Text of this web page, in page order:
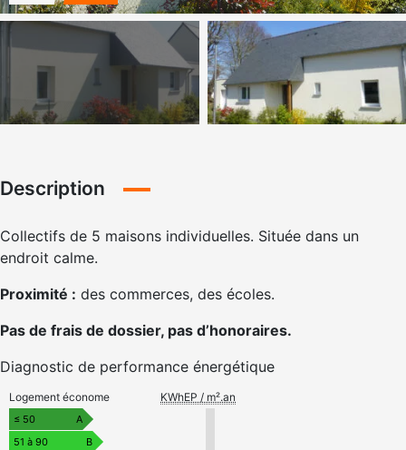
Description
Collectifs de 5 maisons individuelles. Située dans un
endroit calme.
Proximité : des commerces, des écoles.
Pas de frais de dossier, pas d’honoraires.
Diagnostic de performance énergétique
Logement économe KWhEP / m².an
≤ 50
A
51 à 90
B